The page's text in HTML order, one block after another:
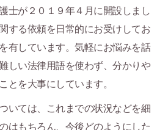
士が２０１９年４月に開設しまし
する依頼を日常的にお受けしてお
有しています。気軽にお悩みを話
しい法律用語を使わず、分かりや
とを大事にしています。
いては、これまでの状況などを細
はもちろん、今後どのようにした